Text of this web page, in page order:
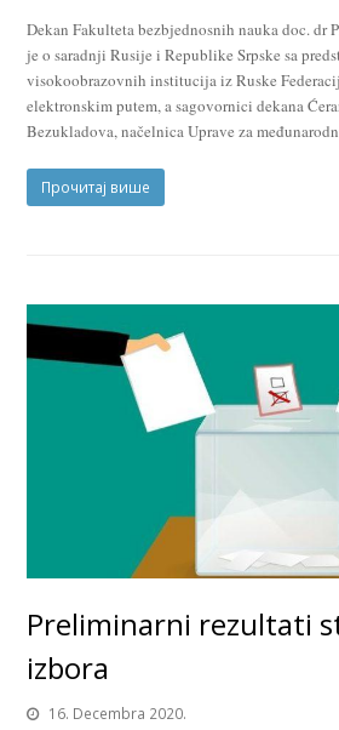
Dekan Fakulteta bezbjednosnih nauka doc. dr
je o saradnji Rusije i Republike Srpske sa
visokoobrazovnih institucija iz Ruske
elektronskim putem, a sagovornici dekana
Bezukladova, načelnica Uprave za
Прочитај више
Preliminarni rezultati
izbora
16. Decembra 2020.